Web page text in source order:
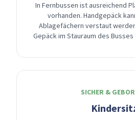
In Fernbussen ist ausreichend
vorhanden. Handgepäck
Ablagefächern verstaut
Gepäck im Stauraum des
SICHER &